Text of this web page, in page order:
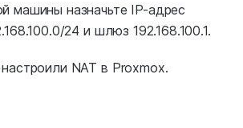
машины назначьте IP-адрес
24 и шлюз 192.168.100.1.
NAT в Proxmox.